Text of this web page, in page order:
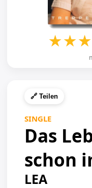
★★★
🔗 Teilen
SINGLE
Das
schon
LEA